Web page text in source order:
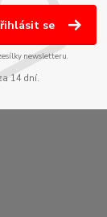
se
newsletteru.
14 dní.